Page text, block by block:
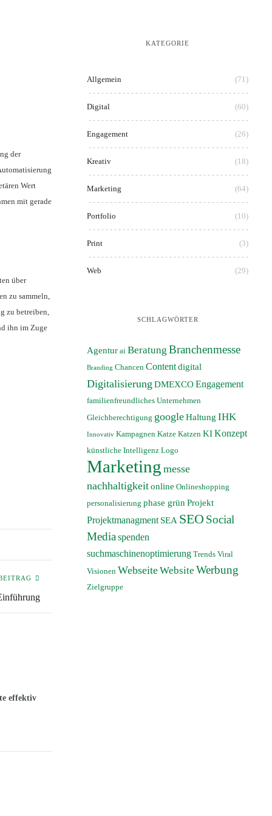
der
Wert
mit gerade
über
zu sammeln,
zu betreiben,
ihn im Zuge
effektiv
KATEGORIE
Allgemein (71)
Digital (60)
Engagement (26)
Kreativ (18)
Marketing (64)
Portfolio (10)
Print (3)
Web (29)
SCHLAGWÖRTER
Agentur ai Beratung Branchenmesse
Branding Chancen Contentdigital
Digitalisierung DMEXCOEngagement
familienfreundliches Unternehmen
Gleichberechtigung googleHaltung IHK
Innovativ Kampagnen Katze Katzen KIKonzept
künstliche Intelligenz Logo
Marketing messe
nachhaltigkeitonline Onlineshopping
personalisierung phase grün Projekt
Projektmanagment SEA SEO Social
Mediaspenden
suchmaschinenoptimierung Trends Viral
Visionen WebseiteWebsite Werbung
Zielgruppe